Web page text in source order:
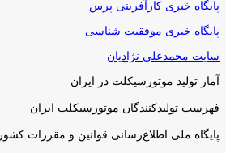
پایگاه خبری کارآفرینی پرس
پایگاه خبری موفقیت شناسی
سایت محمدعلی نژادیان
آمار تولید موتورسیکلت در ایران
فهرست تولیدکنندگان موتورسیکلت ایران
پایگاه ملی اطلاع‌رسانی قوانین و مقررات کشور